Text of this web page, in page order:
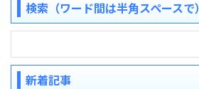
検索（ワード間は半角スペースで）
新着記事